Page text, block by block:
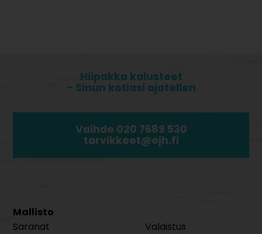
Hiipakka kalusteet
- Sinun kotiasi ajatellen
Vaihde 020 7689 530
tarvikkeet@ejh.fi
Mallisto
Saranat
Valaistus